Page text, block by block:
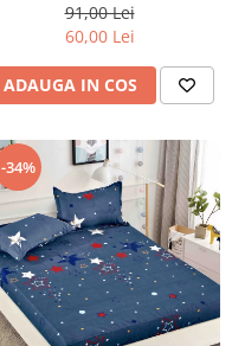
91,00 Lei
60,00 Lei
ADAUGA IN COS
-34%